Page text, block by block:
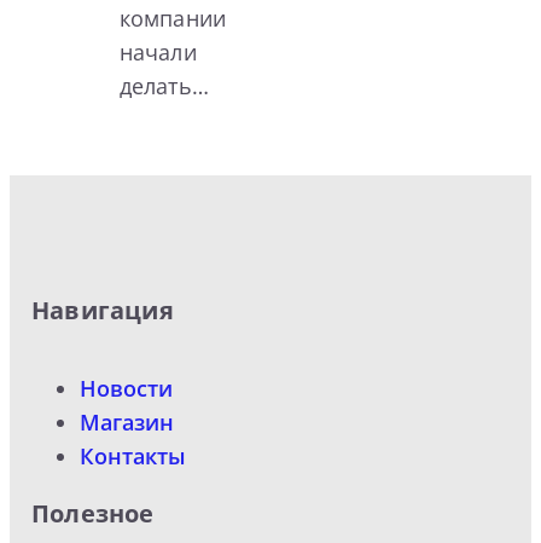
компании
начали
делать…
Навигация
Новости
Магазин
Контакты
Полезное